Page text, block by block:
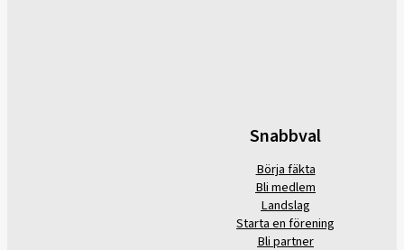
Snabbval
Börja fäkta
Bli medlem
Landslag
Starta en förening
Bli partner